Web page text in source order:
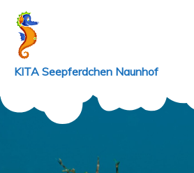
content
KITA Seepferdchen Naunhof